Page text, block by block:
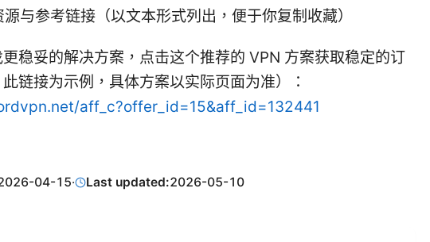
与参考链接（以文本形式列出，便于你复制收藏）
稳妥的解决方案，点击这个推荐的 VPN 方案获取稳定的订
链接为示例，具体方案以实际页面为准）：
aff_c?offer_id=15&aff_id=132441
04-15· Last updated:2026-05-10